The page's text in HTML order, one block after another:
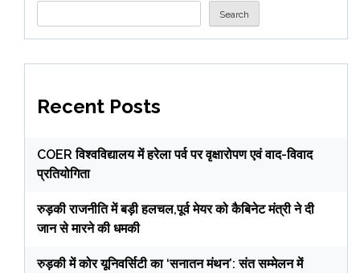
Search
Recent Posts
COER विश्वविद्यालय में हरेला पर्व पर वृक्षारोपण एवं वाद-विवाद
प्रतियोगिता
रुड़की राजनीति में बड़ी हलचल,पूर्व मेयर को कैबिनेट मंत्री ने दी
जान से मारने की धमकी
रुड़की में कोर यूनिवर्सिटी का ‘सनातन मंथन’: संत सम्मेलन में